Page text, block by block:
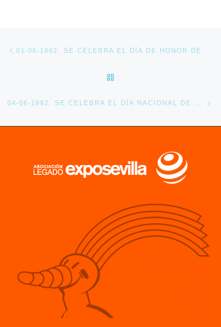
Navegación de entradas
04-06-1992. SE CELEBRA EL DÍA NACIONAL DE FINLANDIA EN LA EXPOSICIÓN UNIVERSAL DE SEVILLA